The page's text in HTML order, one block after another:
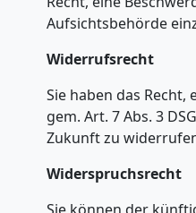
Aufsichtsbehörde
Widerrufsrecht
Sie haben das
gem. Art. 7 Abs. 3
Zukunft zu
Widerspruchsrecht